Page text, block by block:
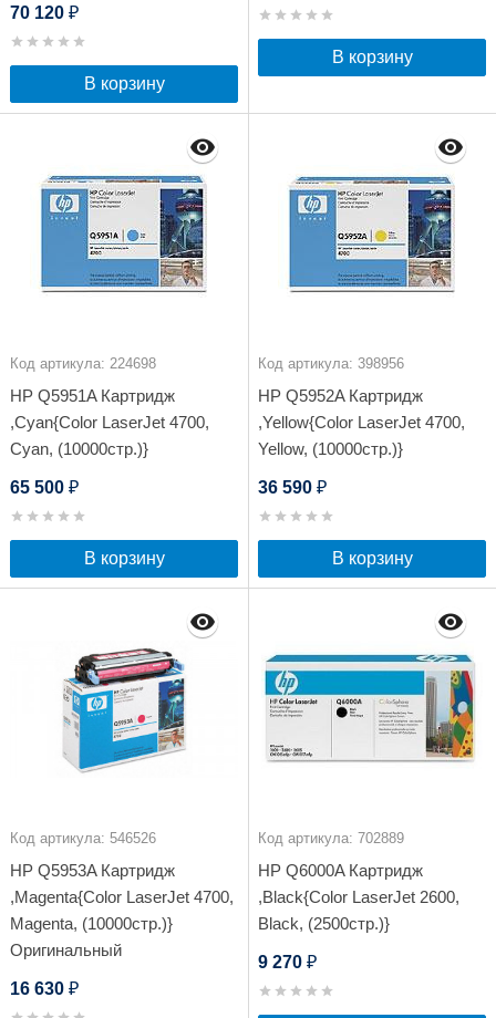
70 120 ₽
В корзину
В корзину
Код артикула: 224698
HP Q5951A Картридж
,Cyan{Color LaserJet 4700,
Cyan, (10000стр.)}
65 500 ₽
В корзину
Код артикула: 398956
HP Q5952A Картридж
,Yellow{Color LaserJet 4700,
Yellow, (10000стр.)}
36 590 ₽
В корзину
Код артикула: 546526
HP Q5953A Картридж
,Magenta{Color LaserJet 4700,
Magenta, (10000стр.)}
Оригинальный
16 630 ₽
Код артикула: 702889
HP Q6000A Картридж
,Black{Color LaserJet 2600,
Black, (2500стр.)}
9 270 ₽